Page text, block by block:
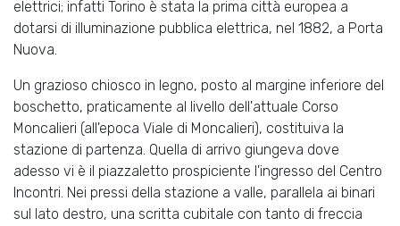
elettrici; infatti Torino è stata la prima città europea a
dotarsi di illuminazione pubblica elettrica, nel 1882, a Porta
Nuova.
Un grazioso chiosco in legno, posto al margine inferiore del
boschetto, praticamente al livello dell'attuale Corso
Moncalieri (all'epoca Viale di Moncalieri), costituiva la
stazione di partenza. Quella di arrivo giungeva dove
adesso vi è il piazzaletto prospiciente l'ingresso del Centro
Incontri. Nei pressi della stazione a valle, parallela ai binari
sul lato destro, una scritta cubitale con tanto di freccia